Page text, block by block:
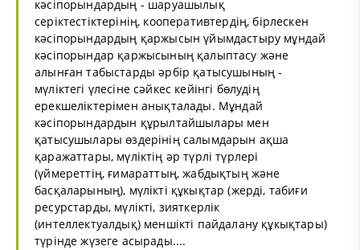
кәсіпорындардың - шаруашылық
серiктестiктерiнiң, кооперативтердiң, бiрлескен
кәсіпорындардың қаржысын үйымдастыру мұндай
кәсіпорындар қаржысының қалыптасу және
алынған табыстарды әрбiр қатысушының -
мүлiктегi үлесiне сәйкес кейiнгi бөлудiң
ерекшелiктерiмен анықталады. Мұндай
кәсiпорындардын құрылтайшылары мен
қатысушылары өздерiнiң салымдарын ақша
қаражаттары, мүлiктiң әр түрлі түрлерi
(үймереттің, ғимараттың, жабдықтың және
басқаларының), мүлiктi құкықтар (жердi, табиғи
ресурстарды, мүлiктi, зияткерлiк
(интеллектуалдық) меншiктi пайдалану құкықтары)
түрiнде жүзеге асырады....